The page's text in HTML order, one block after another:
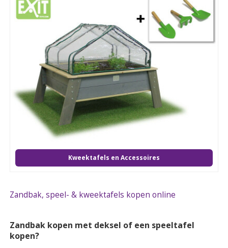
Kweektafels en Accessoires
Zandbak, speel- & kweektafels kopen online
Zandbak kopen met deksel of een speeltafel
kopen?